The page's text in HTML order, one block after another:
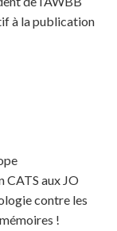
à la publication
CATS aux JO
contre les
!